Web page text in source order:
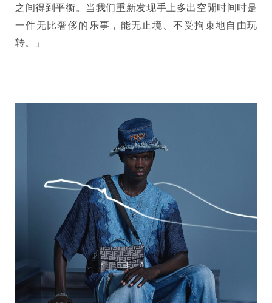
之间得到平衡。当我们重新发现手上多出空閒时间时是
一件无比奢侈的乐事，能无止境、不受拘束地自由玩
转。」